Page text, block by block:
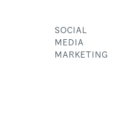
SOCIAL
MEDIA
MARKETING